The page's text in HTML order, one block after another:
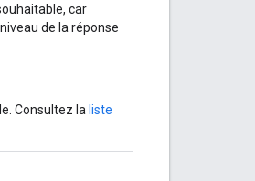
car
de la réponse
Consultez la liste